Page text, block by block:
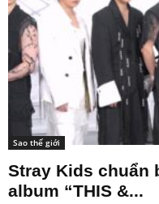
Sao thế giới
Stray Kids chuẩn
album “THIS &...